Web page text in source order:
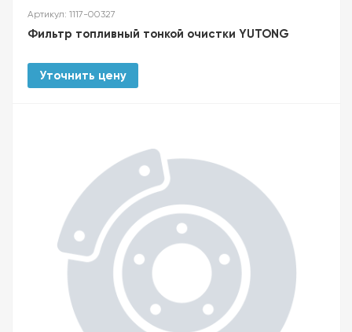
Артикул: 1117-00327
Фильтр топливный тонкой очистки YUTONG
Уточнить цену